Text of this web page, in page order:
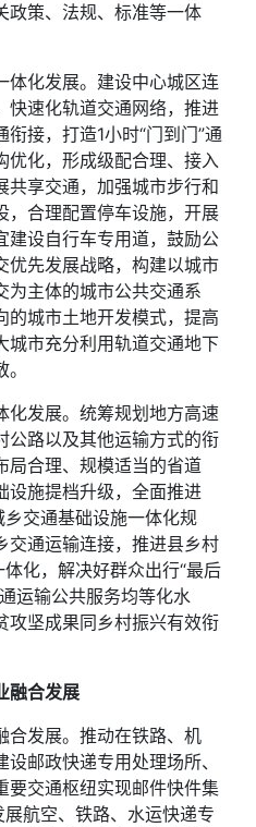
政策、法规、标准等一体
化发展。建设中心城区连
快速化轨道交通网络，推进
接，打造1小时“门到门”通
优化，形成级配合理、接入
共享交通，加强城市步行和
，合理配置停车设施，开展
建设自行车专用道，鼓励公
优先发展战略，构建以城市
为主体的城市公共交通系
的城市土地开发模式，提高
城市充分利用轨道交通地下
发展。统筹规划地方高速
公路以及其他运输方式的衔
局合理、规模适当的省道
设施提档升级，全面推进
乡交通基础设施一体化规
交通运输连接，推进县乡村
化，解决好群众出行“最后
运输公共服务均等化水
攻坚成果同乡村振兴有效衔
融合发展
发展。推动在铁路、机
邮政快递专用处理场所、
要交通枢纽实现邮件快件集
航空、铁路、水运快递专